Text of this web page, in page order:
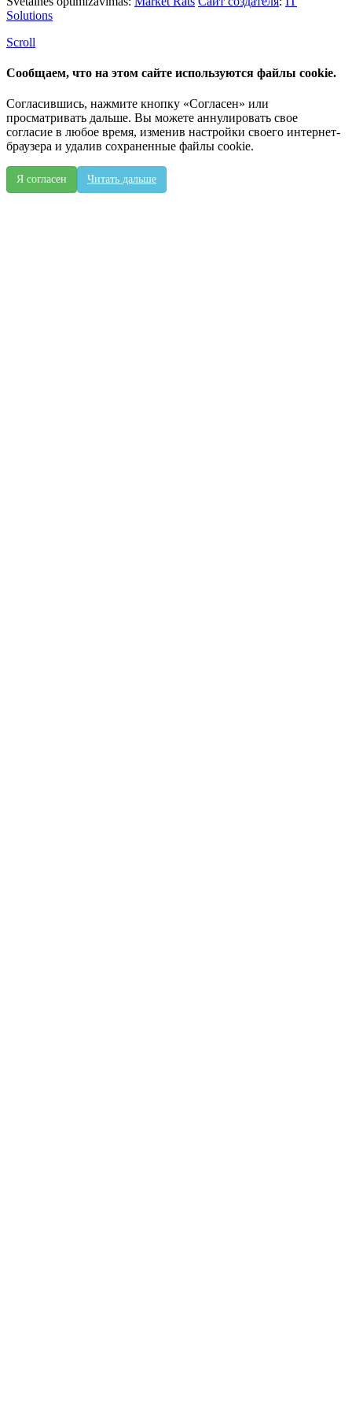
Solutions
Scroll
Сообщаем, что на этом сайте используются файлы cookie.
Согласившись, нажмите кнопку «Согласен» или
просматривать дальше. Вы можете аннулировать свое
согласие в любое время, изменив настройки своего интернет-
браузера и удалив сохраненные файлы cookie.
Я согласен Читать дальше